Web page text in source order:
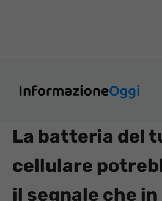
La batteria del
cellulare
il segnale che